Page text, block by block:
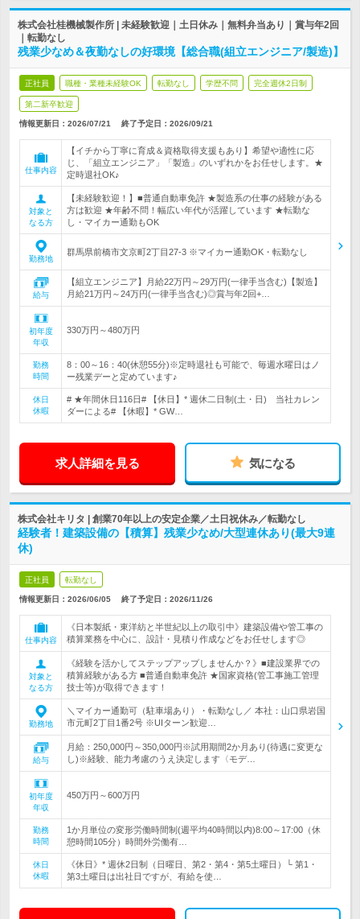
株式会社桂機械製作所 | 未経験歓迎｜土日休み｜無料弁当あり｜賞与年2回
｜転勤なし
残業少なめ＆夜勤なしの好環境【総合職(組立エンジニア/製造)】
正社員 職種・業種未経験OK 転勤なし 学歴不問 完全週休2日制
第二新卒歓迎
情報更新日：2026/07/21 終了予定日： 2026/09/21
仕事内容
【イチから丁寧に育成＆資格取得支援もあり】希望や適性に応
じ、「組立エンジニア」「製造」のいずれかをお任せします。★
定時退社OK♪
対象と
なる方
【未経験歓迎！】■普通自動車免許 ★製造系の仕事の経験がある
方は歓迎 ★年齢不問！幅広い年代が活躍しています ★転勤な
し・マイカー通勤もOK
勤務地
群馬県前橋市文京町2丁目27-3 ※マイカー通勤OK・転勤なし
給与
【組立エンジニア】月給22万円～29万円(一律手当含む)【製造】
月給21万円～24万円(一律手当含む)◎賞与年2回+…
初年度
年収
330万円～480万円
勤務
時間
8：00～16：40(休憩55分)※定時退社も可能で、毎週水曜日はノ
ー残業デーと定めています♪
休日
休暇
# ★年間休日116日# 【休日】* 週休二日制(土・日) 当社カレン
ダーによる# 【休暇】* GW…
求人詳細を見る 気になる
株式会社キリタ | 創業70年以上の安定企業／土日祝休み／転勤なし
経験者！建築設備の【積算】残業少なめ/大型連休あり(最大9連
休)
正社員 転勤なし
情報更新日：2026/06/05 終了予定日： 2026/11/26
仕事内容
《日本製紙・東洋紡と半世紀以上の取引中》建築設備や管工事の
積算業務を中心に、設計・見積り作成などをお任せします◎
対象と
なる方
《経験を活かしてステップアップしませんか？》■建設業界での
積算経験がある方 ■普通自動車免許 ★国家資格(管工事施工管理
技士等)が取得できます！
勤務地
＼マイカー通勤可（駐車場あり）・転勤なし／ 本社：山口県岩国
市元町2丁目1番2号 ※UIターン歓迎…
給与
月給：250,000円～350,000円※試用期間2か月あり(待遇に変更な
し)※経験、能力考慮のうえ決定します〈モデ…
初年度
年収
450万円～600万円
勤務
時間
1か月単位の変形労働時間制(週平均40時間以内)8:00～17:00（休
憩時間105分）時間外労働有…
休日
休暇
《休日》* 週休2日制（日曜日、第2・第4・第5土曜日）└ 第1・
第3土曜日は出社日ですが、有給を使…